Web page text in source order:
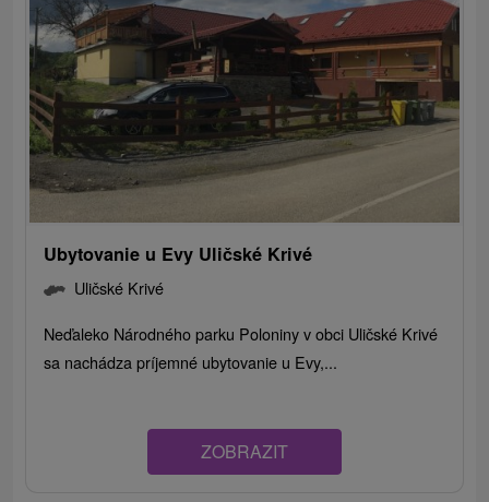
Ubytovanie u Evy Uličské Krivé
Uličské Krivé
Neďaleko Národného parku Poloniny v obci Uličské Krivé
sa nachádza príjemné ubytovanie u Evy,...
ZOBRAZIT